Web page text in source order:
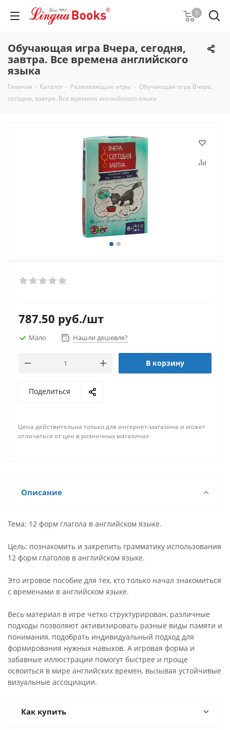
0
Обучающая игра Вчера, сегодня,
завтра. Все времена английского
языка
Главная - Каталог - Развивающие игры - Обучающая игра Вчера,
сегодня, завтра. Все времена английского языка
787.50 руб./шт
Мало Нашли дешевле?
В корзину
Поделиться
Цена действительна только для интернет-магазина и может
отличаться от цен в розничных магазинах
Описание
Тема: 12 форм глагола в английском языке.
Цель: познакомить и закрепить грамматику использования
12 форм глаголов в английском языке.
Это игровое пособие для тех, кто только начал знакомиться
с временами в английском языке.
Весь материал в игре четко структурирован, различные
подходы позволяют активизировать разные виды памяти и
понимания, подобрать индивидуальный подход для
формирования нужных навыков. А игровая форма и
забавные иллюстрации помогут быстрее и проще
освоиться в мире английских времен, вызывая устойчивые
визуальные ассоциации.
Как купить